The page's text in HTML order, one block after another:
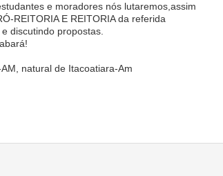
e moradores nós lutaremos,assim
REITORIA E REITORIA da referida
discutindo propostas.
natural de Itacoatiara-Am